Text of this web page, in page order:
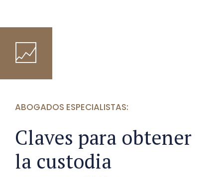
ABOGADOS ESPECIALISTAS:
Claves para obtener
la custodia